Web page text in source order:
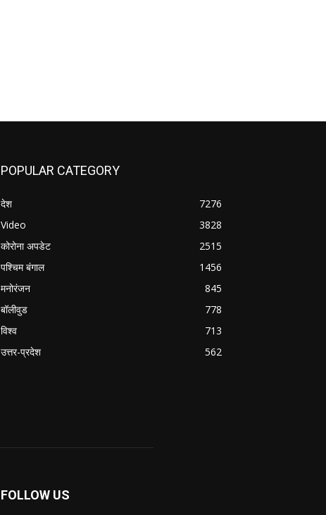
POPULAR CATEGORY
देश
7276
Video
3828
कोरोना अपडेट
2515
पश्चिम बंगाल
1456
मनोरंजन
845
बॉलीवुड
778
विश्व
713
उत्तर-प्रदेश
562
FOLLOW US